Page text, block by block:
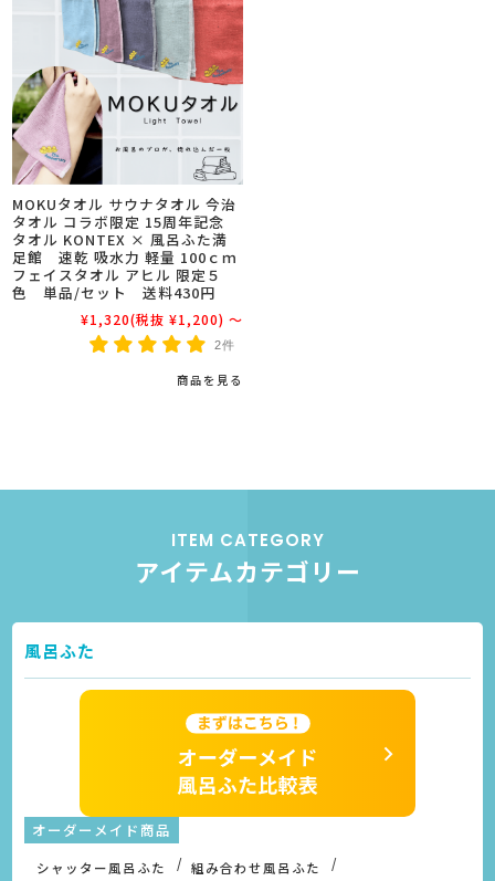
MOKUタオル サウナタオル 今治
タオル コラボ限定 15周年記念
タオル KONTEX × 風呂ふた満
足館 速乾 吸水力 軽量 100ｃｍ
フェイスタオル アヒル 限定５
色 単品/セット 送料430円
¥1,320(税抜 ¥1,200) ～
2件
商品を見る
ITEM CATEGORY
アイテムカテゴリー
風呂ふた
オーダーメイド商品
シャッター風呂ふた
組み合わせ風呂ふた